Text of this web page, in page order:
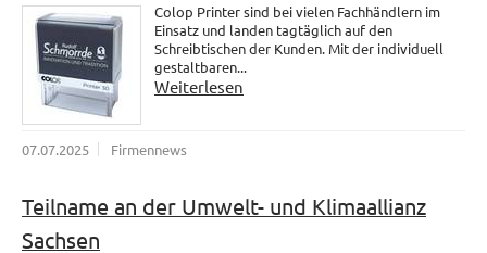
Colop Printer sind bei vielen Fachhändlern im
Einsatz und landen tagtäglich auf den
Schreibtischen der Kunden. Mit der individuell
gestaltbaren...
Weiterlesen
07.07.2025 Firmennews
Teilname an der Umwelt- und Klimaallianz
Sachsen